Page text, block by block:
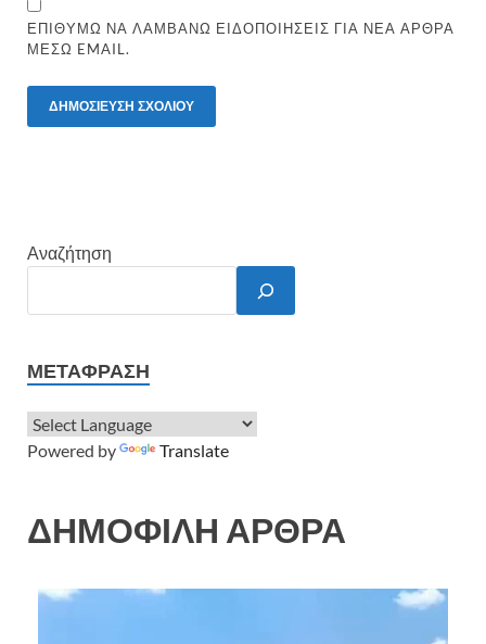
ΕΠΙΘΥΜΏ ΝΑ ΛΑΜΒΆΝΩ ΕΙΔΟΠΟΙΉΣΕΙΣ ΓΙΑ ΝΈΑ ΆΡΘΡΑ
ΜΈΣΩ EMAIL.
Αναζήτηση
ΜΕΤΆΦΡΑΣΗ
Powered by Translate
ΔΗΜΟΦΙΛΗ ΑΡΘΡΑ